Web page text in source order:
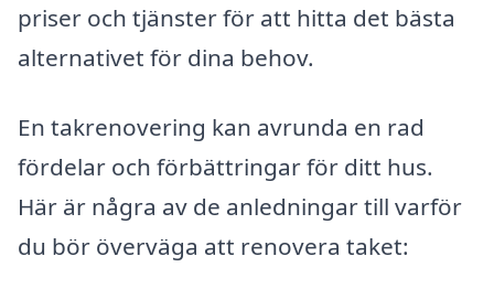
priser och tjänster för att hitta det bästa
alternativet för dina behov.
En takrenovering kan avrunda en rad
fördelar och förbättringar för ditt hus.
Här är några av de anledningar till varför
du bör överväga att renovera taket: